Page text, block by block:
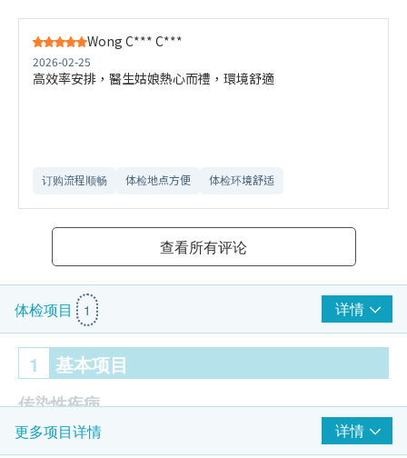
Wong C*** C***
2026-02-25
高效率安排，醫生姑娘熱心而禮，環境舒適
订购流程顺畅 体检地点方便 体检环境舒适​
查看所有评论
体检项目 1 详情
1 基本项目
传染性疾病
大肠内视镜检查
更多项目详情 详情